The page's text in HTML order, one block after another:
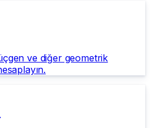
ve diğer geometrik